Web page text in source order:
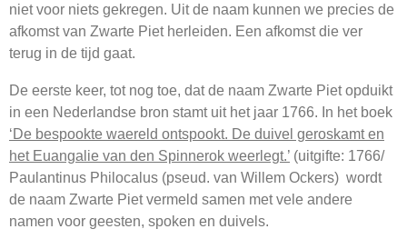
niet voor niets gekregen. Uit de naam kunnen we precies de
afkomst van Zwarte Piet herleiden. Een afkomst die ver
terug in de tijd gaat.
De eerste keer, tot nog toe, dat de naam Zwarte Piet opduikt
in een Nederlandse bron stamt uit het jaar 1766. In het boek
‘De bespookte waereld ontspookt. De duivel geroskamt en
het Euangalie van den Spinnerok weerlegt.’ (uitgifte: 1766/
Paulantinus Philocalus (pseud. van Willem Ockers) wordt
de naam Zwarte Piet vermeld samen met vele andere
namen voor geesten, spoken en duivels.